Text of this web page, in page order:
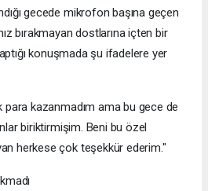
gecede mikrofon başına geçen
bırakmayan dostlarına içten bir
konuşmada şu ifadelere yer
para kazanmadım ama bu gece de
biriktirmişim. Beni bu özel
herkese çok teşekkür ederim."